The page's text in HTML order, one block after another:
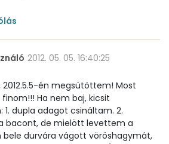
2012. 05. 05. 16:40:25
2012.5.5-én megsütöttem! Most
Ha nem baj, kicsit
1. dupla adagot csináltam. 2.
bacont, de mielött levettem a
durvára vágott vöröshagymát,